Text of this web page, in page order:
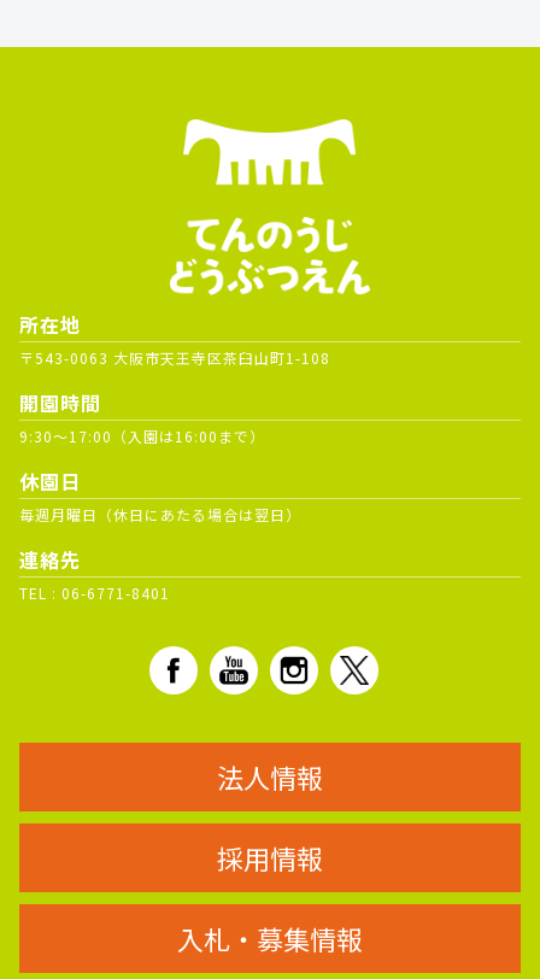
所在地
〒543-0063 大阪市天王寺区茶臼山町1-108
開園時間
9:30～17:00（入園は16:00まで）
休園日
毎週月曜日（休日にあたる場合は翌日）
連絡先
TEL : 06-6771-8401
法人情報
採用情報
入札・募集情報